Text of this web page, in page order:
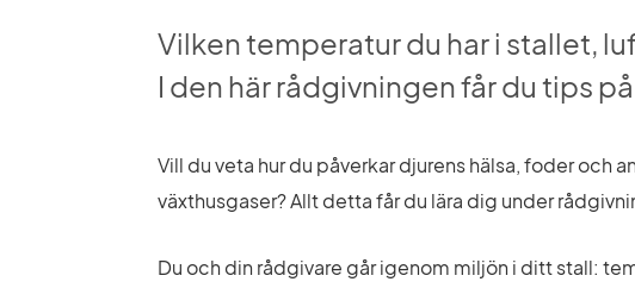
Vilken temperatur du har i stallet,
I den här rådgivningen får du tips
Vill du veta hur du påverkar djurens hälsa, foder och
växthusgaser? Allt detta får du lära dig under
Du och din rådgivare går igenom miljön i ditt stall: